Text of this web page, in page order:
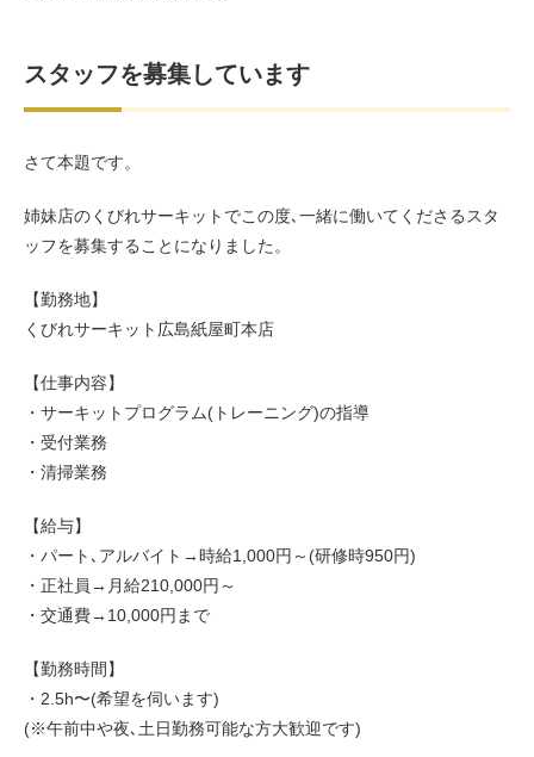
スタッフを募集しています
さて本題です。
姉妹店のくびれサーキットでこの度､一緒に働いてくださるスタ
ッフを募集することになりました。
【勤務地】
くびれサーキット広島紙屋町本店
【仕事内容】
・サーキットプログラム(トレーニング)の指導
・受付業務
・清掃業務
【給与】
・パート､アルバイト→時給1,000円～(研修時950円)
・正社員→月給210,000円～
・交通費→10,000円まで
【勤務時間】
・2.5h〜(希望を伺います)
(※午前中や夜､土日勤務可能な方大歓迎です)